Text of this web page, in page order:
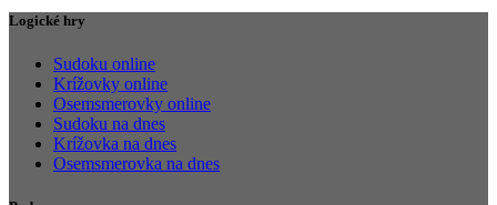
Logické hry
Sudoku online
Krížovky online
Osemsmerovky online
Sudoku na dnes
Krížovka na dnes
Osemsmerovka na dnes